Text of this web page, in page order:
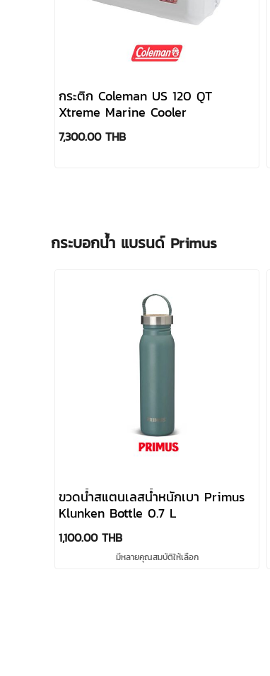
กระติก Coleman US 120 QT
Xtreme Marine Cooler
7,300.00 THB
กระบอกน้ำ แบรนด์ Primus
ขวดน้ำสแตนเลสน้ำหนักเบา Primus
Klunken Bottle 0.7 L
1,100.00 THB
มีหลายคุณสมบัติให้เลือก